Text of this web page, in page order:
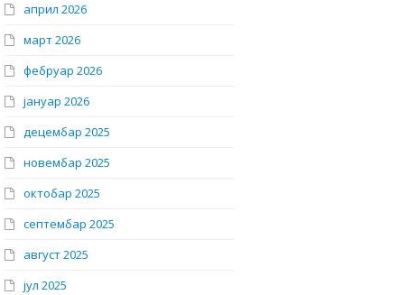
април 2026
март 2026
фебруар 2026
јануар 2026
децембар 2025
новембар 2025
октобар 2025
септембар 2025
август 2025
јул 2025